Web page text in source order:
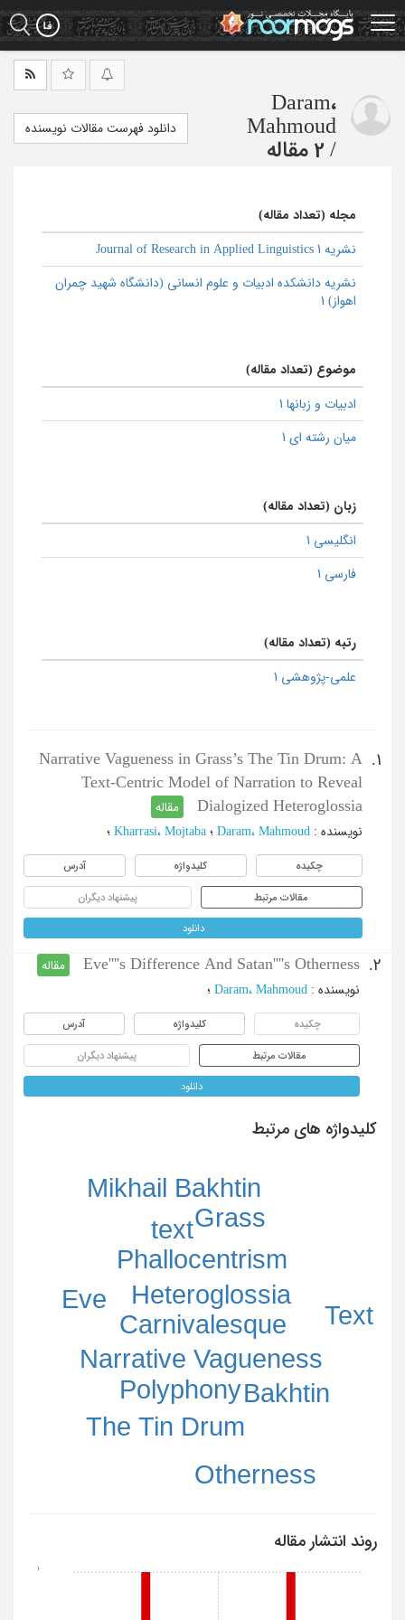
Skip
to
main
Daram،
Mahmoud
/ 2 مقاله
دانلود فهرست مقالات نویسنده
مجله (تعداد مقاله)
نشریه Journal of Research in Applied Linguistics 1
نشریه دانشکده ادبیات و علوم انسانی (دانشگاه شهید چمران
اهواز) 1
موضوع (تعداد مقاله)
ادبیات و زبانها 1
میان رشته ای 1
زبان (تعداد مقاله)
انگلیسی 1
فارسی 1
رتبه (تعداد مقاله)
علمی-پژوهشی 1
1.
Narrative Vagueness in Grass’s The Tin Drum: A
Text-Centric Model of Narration to Reveal
Dialogized Heteroglossia
مقاله
نویسنده : Daram، Mahmoud ؛ Kharrasi، Mojtaba ؛
چکیده کلیدواژه آدرس
مقالات مرتبط پیشنهاد دیگران
دانلود
2.
Eve''''s Difference And Satan''''s Otherness
مقاله
نویسنده : Daram، Mahmoud ؛
چکیده کلیدواژه آدرس
مقالات مرتبط پیشنهاد دیگران
دانلود
کلیدواژه های مرتبط
Carnivalesque
Heteroglossia
Narrative Vagueness
Phallocentrism
Polyphony
text
The Tin Drum
Bakhtin
Eve
Grass
Mikhail Bakhtin
Otherness
Text
روند انتشار مقاله
1